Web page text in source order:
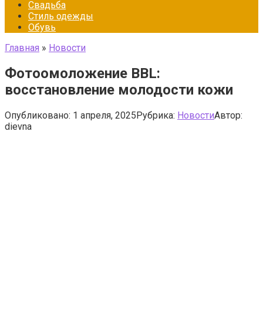
Свадьба
Стиль одежды
Обувь
Главная » Новости
Фотоомоложение BBL:
восстановление молодости кожи
Опубликовано: 1 апреля, 2025Рубрика: НовостиАвтор:
dievna